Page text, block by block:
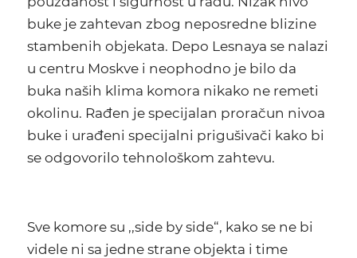
buke je zahtevan zbog neposredne blizine
stambenih objekata. Depo Lesnaya se nalazi
u centru Moskve i neophodno je bilo da
buka naših klima komora nikako ne remeti
okolinu. Rađen je specijalan proračun nivoa
buke i urađeni specijalni prigušivači kako bi
se odgovorilo tehnološkom zahtevu.
Sve komore su ,,side by side“, kako se ne bi
videle ni sa jedne strane objekta i time